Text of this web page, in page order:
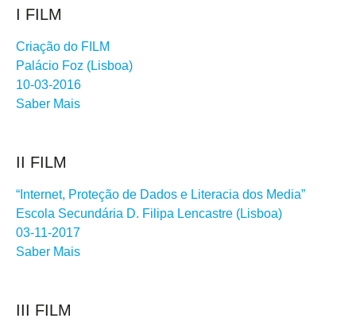
I FILM
Criação do FILM
Palácio Foz (Lisboa)
10-03-2016
Saber Mais
II FILM
“Internet, Proteção de Dados e Literacia dos Media”
Escola Secundária D. Filipa Lencastre (Lisboa)
03-11-2017
Saber Mais
III FILM